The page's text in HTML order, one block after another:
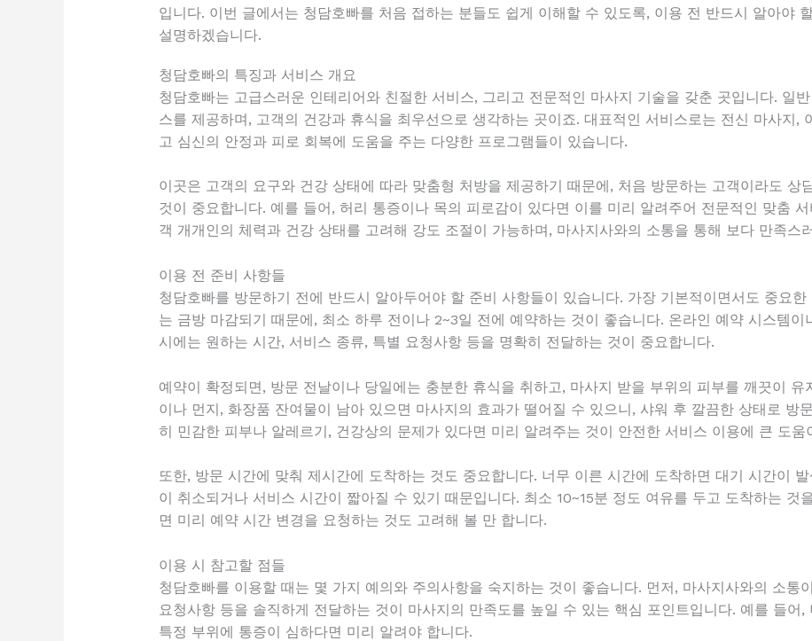
입니다. 이번 글에서는 청담호빠를 처음 접하는 분들도 쉽게 이해할 수 있도록, 이용 전 반드시 알아야
설명하겠습니다.
청담호빠의 특징과 서비스 개요
청담호빠는 고급스러운 인테리어와 친절한 서비스, 그리고 전문적인 마사지 기술을 갖춘 곳입니다. 일
스를 제공하며, 고객의 건강과 휴식을 최우선으로 생각하는 곳이죠. 대표적인 서비스로는 전신 마사지,
고 심신의 안정과 피로 회복에 도움을 주는 다양한 프로그램들이 있습니다.
이곳은 고객의 요구와 건강 상태에 따라 맞춤형 처방을 제공하기 때문에, 처음 방문하는 고객이라도 상
것이 중요합니다. 예를 들어, 허리 통증이나 목의 피로감이 있다면 이를 미리 알려주어 전문적인 맞춤
객 개개인의 체력과 건강 상태를 고려해 강도 조절이 가능하며, 마사지사와의 소통을 통해 보다 만족스
이용 전 준비 사항들
청담호빠를 방문하기 전에 반드시 알아두어야 할 준비 사항들이 있습니다. 가장 기본적이면서도 중요
는 금방 마감되기 때문에, 최소 하루 전이나 2~3일 전에 예약하는 것이 좋습니다. 온라인 예약 시스템
시에는 원하는 시간, 서비스 종류, 특별 요청사항 등을 명확히 전달하는 것이 중요합니다.
예약이 확정되면, 방문 전날이나 당일에는 충분한 휴식을 취하고, 마사지 받을 부위의 피부를 깨끗이
이나 먼지, 화장품 잔여물이 남아 있으면 마사지의 효과가 떨어질 수 있으니, 샤워 후 깔끔한 상태로 방
히 민감한 피부나 알레르기, 건강상의 문제가 있다면 미리 알려주는 것이 안전한 서비스 이용에 큰 도움
또한, 방문 시간에 맞춰 제시간에 도착하는 것도 중요합니다. 너무 이른 시간에 도착하면 대기 시간이
이 취소되거나 서비스 시간이 짧아질 수 있기 때문입니다. 최소 10~15분 정도 여유를 두고 도착하는 것
면 미리 예약 시간 변경을 요청하는 것도 고려해 볼 만 합니다.
이용 시 참고할 점들
청담호빠를 이용할 때는 몇 가지 예의와 주의사항을 숙지하는 것이 좋습니다. 먼저, 마사지사와의 소통
요청사항 등을 솔직하게 전달하는 것이 마사지의 만족도를 높일 수 있는 핵심 포인트입니다. 예를 들어
특정 부위에 통증이 심하다면 미리 알려야 합니다.